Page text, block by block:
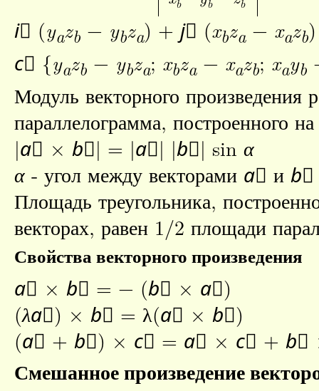
b b b
i⃗ (yazb− ybza) + j⃗ (xbza− xazb
c⃗ {yazb− ybza; xbza− xazb; xayb
Модуль векторного произведения
параллелограмма, построенного
|a⃗ × b⃗| = |a⃗| |b⃗| sin α
α- угол между векторами a⃗ и b⃗
Площадь треугольника,
векторах, равен 1/2 площади
Свойства векторного произведения
a⃗ × b⃗ = − (b⃗ × a⃗)
(λa⃗) × b⃗ = λ(a⃗ × b⃗)
(a⃗ + b⃗) × c⃗ = a⃗ × c⃗ + b⃗
Смешанное произведение